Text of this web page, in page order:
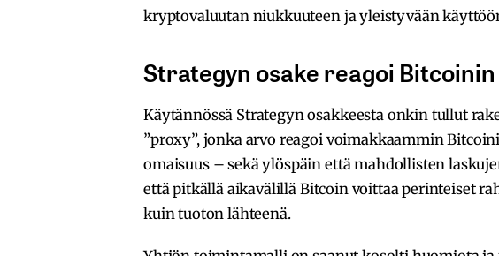
kryptovaluutan niukkuuteen ja yleistyvään
Strategyn osake reagoi
Käytännössä Strategyn osakkeesta onkin tullut
”proxy”, jonka arvo reagoi voimakkaammin
omaisuus – sekä ylöspäin että mahdollisten
että pitkällä aikavälillä Bitcoin voittaa perinteiset
kuin tuoton lähteenä.